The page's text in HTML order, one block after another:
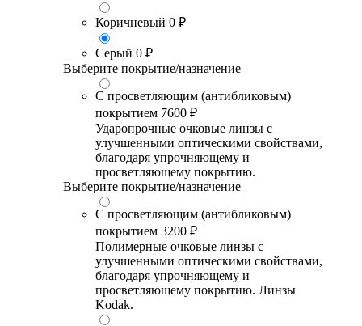
Коричневый 0 ₽
Серый 0 ₽
Выберите покрытие/назначение
С просветляющим (антибликовым)
покрытием 7600 ₽
Ударопрочные очковые линзы с
улучшенными оптическими свойствами,
благодаря упрочняющему и
просветляющему покрытию.
Выберите покрытие/назначение
С просветляющим (антибликовым)
покрытием 3200 ₽
Полимерные очковые линзы с
улучшенными оптическими свойствами,
благодаря упрочняющему и
просветляющему покрытию. Линзы
Kodak.